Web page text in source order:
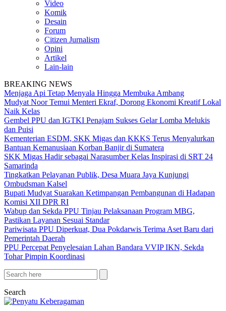
Video
Komik
Desain
Forum
Citizen Jurnalism
Opini
Artikel
Lain-lain
BREAKING NEWS
Menjaga Api Tetap Menyala Hingga Membuka Ambang
Mudyat Noor Temui Menteri Ekraf, Dorong Ekonomi Kreatif Lokal
Naik Kelas
Gembel PPU dan IGTKI Penajam Sukses Gelar Lomba Melukis
dan Puisi
Kementerian ESDM, SKK Migas dan KKKS Terus Menyalurkan
Bantuan Kemanusiaan Korban Banjir di Sumatera
SKK Migas Hadir sebagai Narasumber Kelas Inspirasi di SRT 24
Samarinda
Tingkatkan Pelayanan Publik, Desa Muara Jaya Kunjungi
Ombudsman Kalsel
Bupati Mudyat Suarakan Ketimpangan Pembangunan di Hadapan
Komisi XII DPR RI
Wabup dan Sekda PPU Tinjau Pelaksanaan Program MBG,
Pastikan Layanan Sesuai Standar
Pariwisata PPU Diperkuat, Dua Pokdarwis Terima Aset Baru dari
Pemerintah Daerah
PPU Percepat Penyelesaian Lahan Bandara VVIP IKN, Sekda
Tohar Pimpin Koordinasi
Search